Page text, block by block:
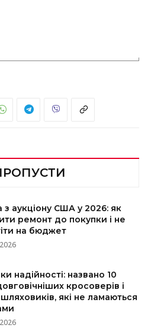
з аукціону США у 2026: як
ремонт до покупки і не
на бюджет
надійності: названо 10
кросоверів і
які не ламаються